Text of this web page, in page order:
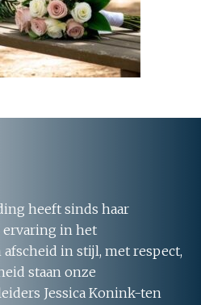
heeft sinds haar
in het
afscheid in stijl, met respect,
staan onze
Jessica Konink-ten